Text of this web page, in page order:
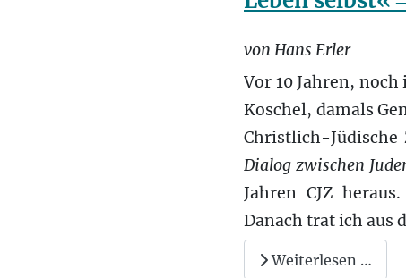
von Hans Erler
Vor 10 Jahren,
Koschel, damals
Christlich-
Dialog zwischen
Jahren CJZ
Danach trat ich aus
Weiterlesen …